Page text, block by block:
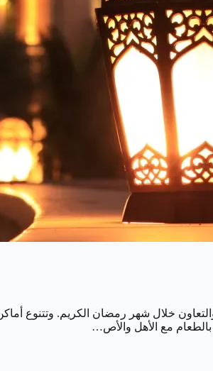
خلال شهر رمضان الكريم. وتتنوع
بالطعام مع الأهل والأص…